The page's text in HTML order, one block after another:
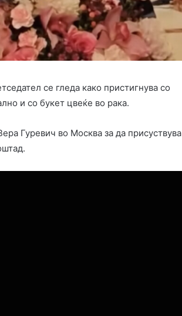
се гледа како пристигнува со
и со букет цвеќе во рака.
Гуревич во Москва за да присуствува